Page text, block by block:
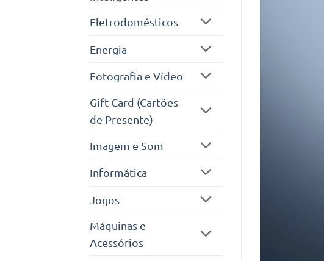
Eletrodomésticos
Energia
Fotografia e Vídeo
Gift Card (Cartões
de Presente)
Imagem e Som
Informática
Jogos
Máquinas e
Acessórios